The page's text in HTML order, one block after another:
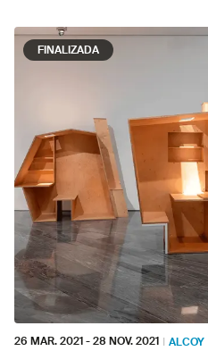
FINALIZADA
26 MAR. 2021-28 NOV. 2021 I ALCOY